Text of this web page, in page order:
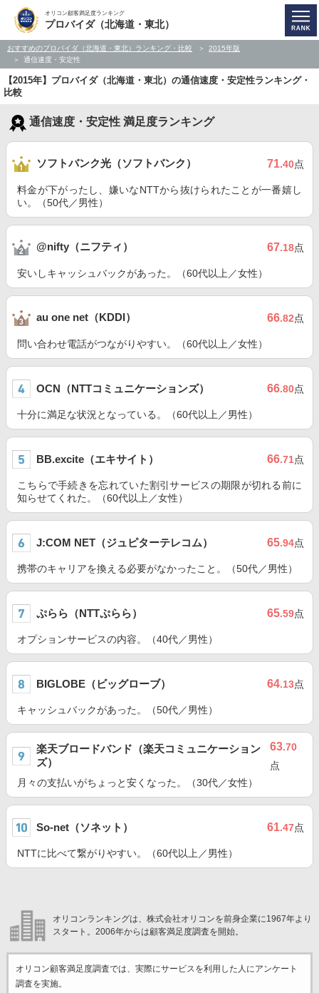
オリコン顧客満足度ランキング
プロバイダ（北海道・東北）
おすすめのプロバイダ（北海道・東北）ランキング・比較
2015年版
通信速度・安定性
【2015年】プロバイダ（北海道・東北）の通信速度・安定性ランキング・
比較
通信速度・安定性 満足度ランキング
ソフトバンク光（ソフトバンク） 71.40点
料金が下がったし、嫌いなNTTから抜けられたことが一番嬉し
い。（50代／男性）
@nifty（ニフティ） 67.18点
安いしキャッシュバックがあった。（60代以上／女性）
au one net（KDDI） 66.82点
問い合わせ電話がつながりやすい。（60代以上／女性）
OCN（NTTコミュニケーションズ） 66.80点
十分に満足な状況となっている。（60代以上／男性）
BB.excite（エキサイト） 66.71点
こちらで手続きを忘れていた割引サービスの期限が切れる前に
知らせてくれた。（60代以上／女性）
J:COM NET（ジュピターテレコム） 65.94点
携帯のキャリアを換える必要がなかったこと。（50代／男性）
ぷらら（NTTぷらら） 65.59点
オプションサービスの内容。（40代／男性）
BIGLOBE（ビッグローブ） 64.13点
キャッシュバックがあった。（50代／男性）
楽天ブロードバンド（楽天コミュニケーション
ズ）
63.70
点
月々の支払いがちょっと安くなった。（30代／女性）
So-net（ソネット） 61.47点
NTTに比べて繋がりやすい。（60代以上／男性）
オリコンランキングは、株式会社オリコンを前身企業に1967年より
スタート。2006年からは顧客満足度調査を開始。
オリコン顧客満足度調査では、実際にサービスを利用した 人にアンケート
調査を実施。